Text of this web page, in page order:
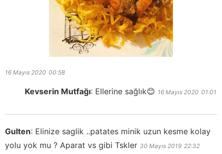
16 Mayıs 2020 00:58
Kevserin Mutfağı: Ellerine sağlık😊 16 Mayıs 2020 01:01
Gulten: Elinize saglik ..patates minik uzun kesme kolay
yolu yok mu ? Aparat vs gibi Tskler 30 Mayıs 2019 22:32